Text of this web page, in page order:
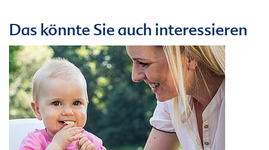
Das könnte Sie auch interessieren